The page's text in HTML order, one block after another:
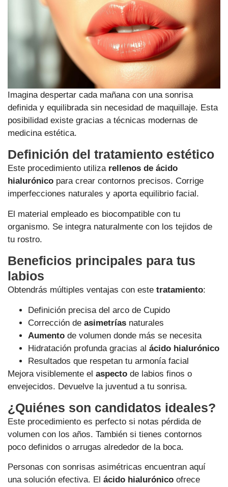
Imagina despertar cada mañana con una sonrisa
definida y equilibrada sin necesidad de maquillaje. Esta
posibilidad existe gracias a técnicas modernas de
medicina estética.
Definición del tratamiento estético
Este procedimiento utiliza rellenos de ácido
hialurónico para crear contornos precisos. Corrige
imperfecciones naturales y aporta equilibrio facial.
El material empleado es biocompatible con tu
organismo. Se integra naturalmente con los tejidos de
tu rostro.
Beneficios principales para tus
labios
Obtendrás múltiples ventajas con este tratamiento:
Definición precisa del arco de Cupido
Corrección de asimetrías naturales
Aumento de volumen donde más se necesita
Hidratación profunda gracias al ácido hialurónico
Resultados que respetan tu armonía facial
Mejora visiblemente el aspecto de labios finos o
envejecidos. Devuelve la juventud a tu sonrisa.
¿Quiénes son candidatos ideales?
Este procedimiento es perfecto si notas pérdida de
volumen con los años. También si tienes contornos
poco definidos o arrugas alrededor de la boca.
Personas con sonrisas asimétricas encuentran aquí
una solución efectiva. El ácido hialurónico ofrece